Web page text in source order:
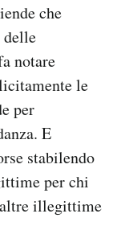
che
delle
notare
le
per
E
stabilendo
per chi
altre illegittime